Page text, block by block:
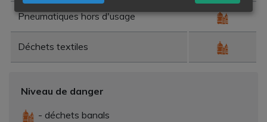
Pneumatiques hors d'usage
Déchets textiles
Niveau de danger
- déchets banals